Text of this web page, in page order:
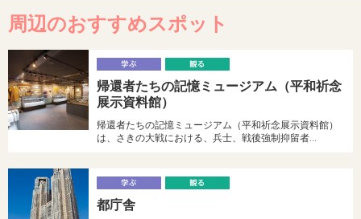
周辺のおすすめスポット
ぶ
る
帰還者たちの記憶ミュージアム（平和祈念
展示資料館）
帰還者たちの記憶ミュージアム（平和祈念展示資料館）
は、さきの大戦における、兵士、戦後強制抑留者…
ぶ
都庁舎